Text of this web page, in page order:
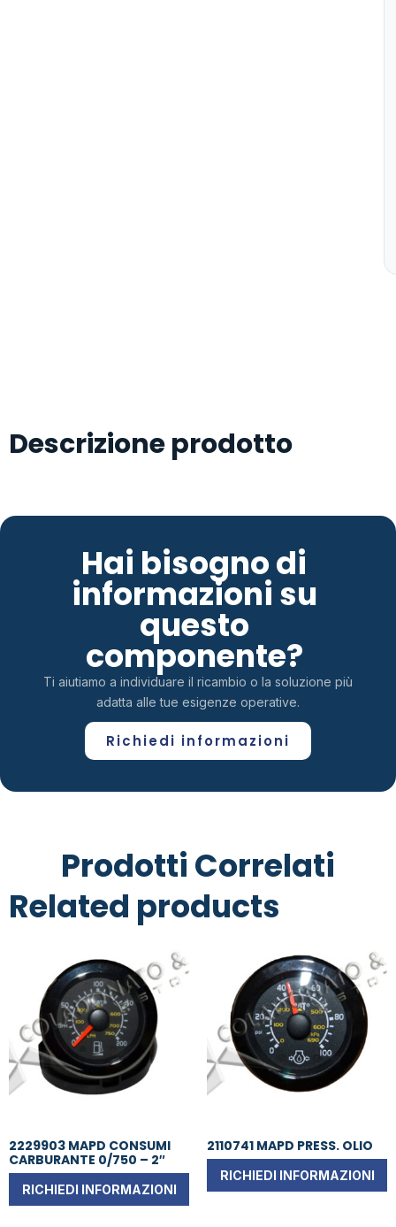
Descrizione prodotto
Hai bisogno di
informazioni su
questo
componente?
Ti aiutiamo a individuare il ricambio o la soluzione più
adatta alle tue esigenze operative.
Richiedi informazioni
Prodotti Correlati
Related products
2229903 MAPD CONSUMI
CARBURANTE 0/750 – 2″
RICHIEDI INFORMAZIONI
2110741 MAPD PRESS. OLIO
RICHIEDI INFORMAZIONI